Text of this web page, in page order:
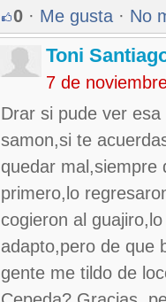
0 · Me gusta · No
Toni
7 de
Drar si pude ver
samon,si te
quedar mal,siempre
primero,lo
cogieron al
adapto,pero de que
gente me tildo de